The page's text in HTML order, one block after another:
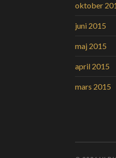
oktober
juni 2015
maj 2015
april 2015
mars 2015